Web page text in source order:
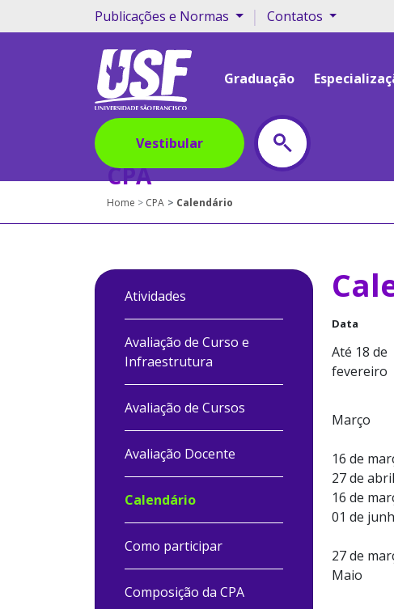
Publicações e Normas | Contatos
Graduação
Vestibular
CPA
Home CPA Calendário
Atividades
Avaliação de Curso e
Infraestrutura
Avaliação de Cursos
Avaliação Docente
Calendário
Como participar
Composição da CPA
Data
Até 18 de
fevereiro
Março
16 de
27 de abril
16 de
01 de
27 de
Maio